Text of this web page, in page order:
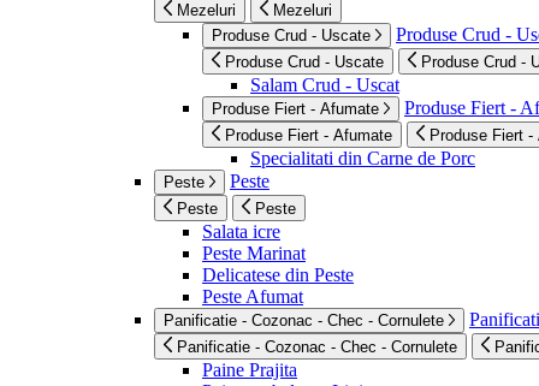
Mezeluri
Mezeluri
Produse Crud - Uscate
Produse Crud -
Produse Crud - Uscate Produse Crud -
Salam Crud - Uscat
Produse Fiert - Afumate Produse Fiert -
Produse Fiert - Afumate Produse Fiert -
Specialitati din Carne de Porc
Peste Peste
Peste Peste
Salata icre
Peste Marinat
Delicatese din Peste
Peste Afumat
Panificatie - Cozonac - Chec - Cornulete
Panificatie - Cozonac - Chec - Cornulete
Paine Prajita